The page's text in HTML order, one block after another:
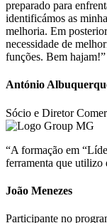
preparado para
identificámos as
melhoria. Em
necessidade de
funções. Bem hajam!”
António
Sócio e Diretor
“A formação em
ferramenta que utilizo
João Menezes
Participante no